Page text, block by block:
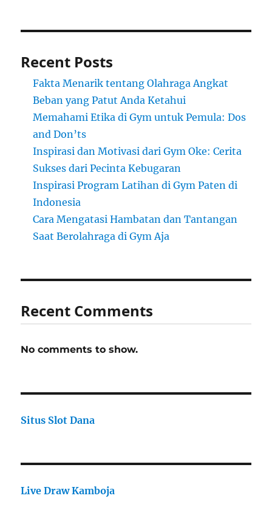
Recent Posts
Fakta Menarik tentang Olahraga Angkat
Beban yang Patut Anda Ketahui
Memahami Etika di Gym untuk Pemula: Dos
and Don’ts
Inspirasi dan Motivasi dari Gym Oke: Cerita
Sukses dari Pecinta Kebugaran
Inspirasi Program Latihan di Gym Paten di
Indonesia
Cara Mengatasi Hambatan dan Tantangan
Saat Berolahraga di Gym Aja
Recent Comments
No comments to show.
Situs Slot Dana
Live Draw Kamboja